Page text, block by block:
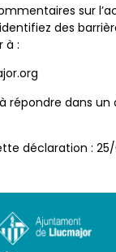
sur
des
à :
répondre dans un
déclaration :